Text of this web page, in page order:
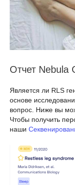
Отчет Nebula
Является ли RLS
основе
вопрос. Ниже вы
Чтобы получить
наши